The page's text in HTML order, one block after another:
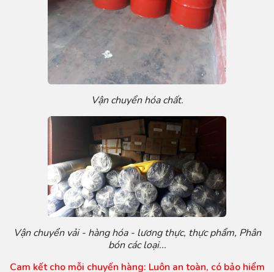
Vận chuyển hóa chất.
Vận chuyển vải - hàng hóa - lương thực, thực phẩm, Phân
bón các loại...
Cam kết cho mỗi chuyến hàng: Luôn an toàn, có bảo hiểm